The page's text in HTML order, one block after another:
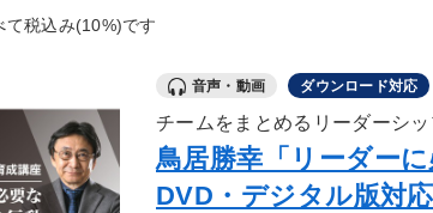
税込み(10%)です
音声・動画 ダウンロード対応
チームをまとめるリーダーシッ
鳥居勝幸「リーダー
DVD・デジタル版対応